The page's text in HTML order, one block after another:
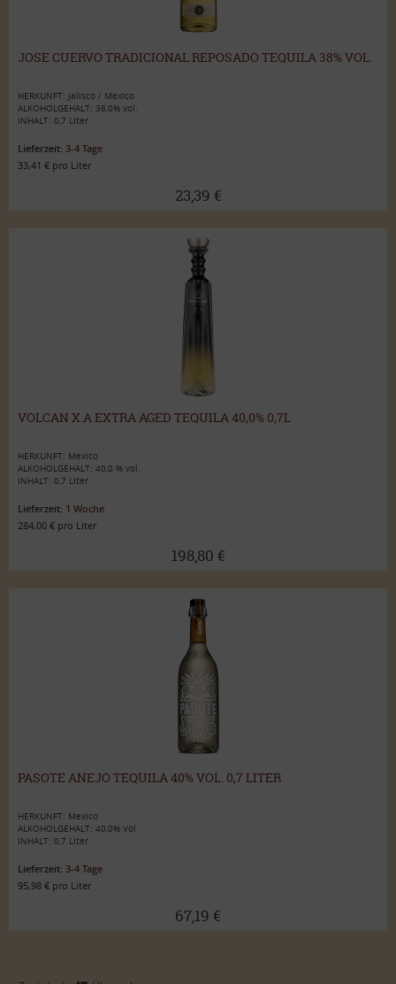
JOSE CUERVO TRADICIONAL REPOSADO TEQUILA 38% VOL.
HERKUNFT: Jalisco / Mexico
ALKOHOLGEHALT: 38,0% vol.
INHALT: 0,7 Liter
Lieferzeit: 3-4 Tage
33,41 € pro Liter
23,39 €
VOLCAN X.A EXTRA AGED TEQUILA 40,0% 0,7L
HERKUNFT: Mexico
ALKOHOLGEHALT: 40,0 % vol.
INHALT: 0,7 Liter
Lieferzeit: 1 Woche
284,00 € pro Liter
198,80 €
PASOTE ANEJO TEQUILA 40% VOL. 0,7 LITER
HERKUNFT: Mexico
ALKOHOLGEHALT: 40,0% Vol
INHALT: 0,7 Liter
Lieferzeit: 3-4 Tage
95,98 € pro Liter
67,19 €